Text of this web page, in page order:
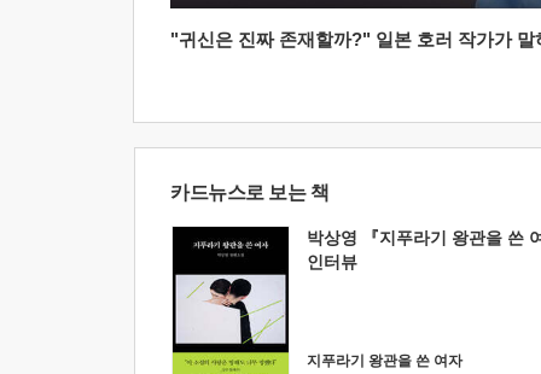
"귀신은 진짜 존재할까?" 일본 호러 작가가
카드뉴스로 보는 책
박상영 『지푸라기 왕관을 쓴
인터뷰
지푸라기 왕관을 쓴 여자